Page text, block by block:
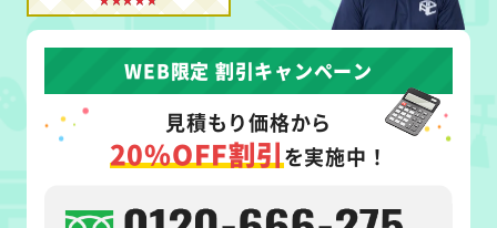
WEB限定 割引キャンペーン
見積もり価格から
20%OFF割引を実施中！